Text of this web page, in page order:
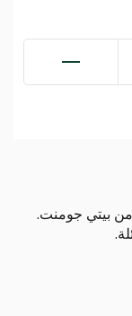
من بيتي جومنت.